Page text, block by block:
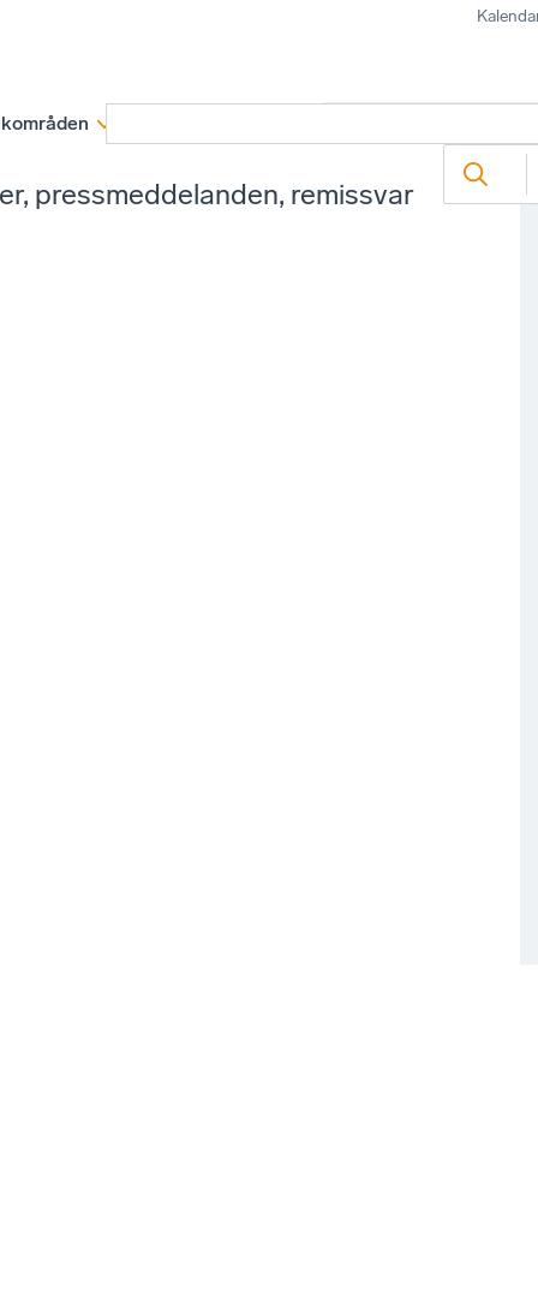
pressmeddelanden, remissvar